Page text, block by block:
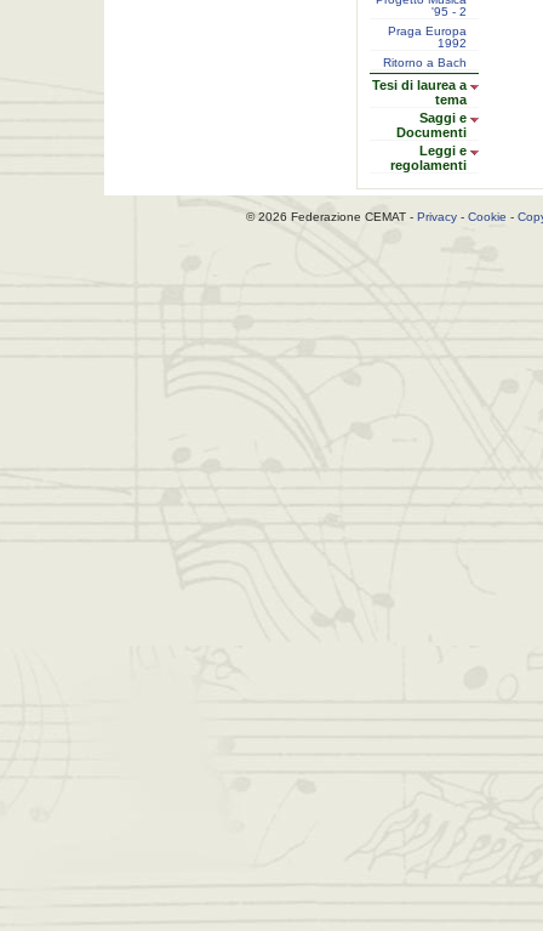
'95 - 2
Praga Europa
1992
Ritorno a Bach
Tesi di laurea a
tema
Saggi e
Documenti
Leggi e
regolamenti
© 2026 Federazione CEMAT - Privacy - Cookie -